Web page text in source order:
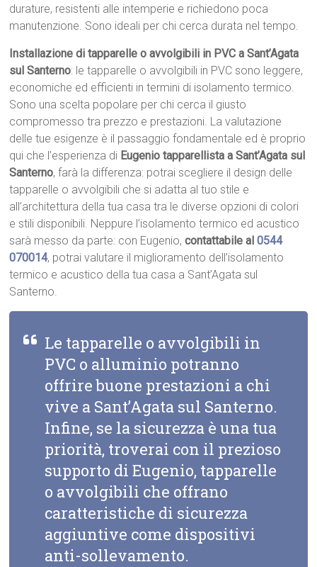
durature, resistenti alle intemperie e richiedono poca
manutenzione. Sono ideali per chi cerca durata nel tempo.
Installazione di tapparelle o avvolgibili in PVC a Sant’Agata
sul Santerno: le tapparelle o avvolgibili in PVC sono leggere,
economiche ed efficienti in termini di isolamento termico.
Sono una scelta popolare per chi cerca il giusto
compromesso tra prezzo e prestazioni. La valutazione
delle tue esigenze è il passaggio fondamentale ed è proprio
qui che l’esperienza di Eugenio tapparellista a Sant’Agata sul
Santerno, farà la differenza: potrai scegliere il design delle
tapparelle o avvolgibili che si adatta al tuo stile e
all’architettura della tua casa tra le diverse opzioni di colori
e stili disponibili. Neppure l’isolamento termico ed acustico
sarà messo da parte: con Eugenio,contattabile al0544
070014, potrai valutare il miglioramento dell’isolamento
termico e acustico della tua casa a Sant’Agata sul
Santerno.
Le tapparelle o avvolgibili in
PVC o alluminio potranno
offrire buone prestazioni a chi
vive a Sant’Agata sul Santerno.
Infine, se la sicurezza è una tua
priorità, troverai con il prezioso
supporto di Eugenio, tapparelle
o avvolgibili che offrano
caratteristiche di sicurezza
aggiuntive come dispositivi
anti-sollevamento.